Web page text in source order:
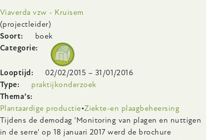
biokas
Onderzoeksinstelling
Viaverda vzw - Kruisem
(projectleider)
Soort
boek
Categorie
Looptijd 02/02/2015 – 31/01/2016
Type
praktijkonderzoek
Thema’s
Plantaardige productie Ziekte-en plaagbeheersing
Body
Tijdens de demodag 'Monitoring van plagen en nuttigen
in de serre' op 18 januari 2017 werd de brochure